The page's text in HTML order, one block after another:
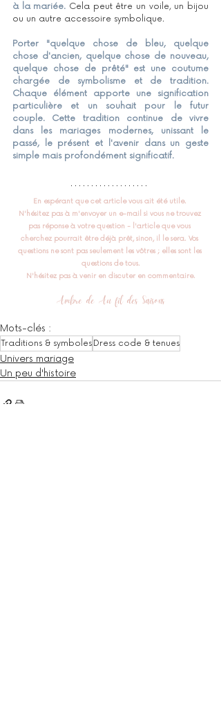
à la mariée. Cela peut être un voile, un bijou
ou un autre accessoire symbolique.
Porter "quelque chose de bleu, quelque
chose d'ancien, quelque chose de nouveau,
quelque chose de prêté" est une coutume
chargée de symbolisme et de tradition.
Chaque élément apporte une signification
particulière et un souhait pour le futur
couple. Cette tradition continue de vivre
dans les mariages modernes, unissant le
passé, le présent et l'avenir dans un geste
simple mais profondément significatif.
En espérant que cet article vous ait été utile.
N'hésitez pas à m'envoyer un e-mail si vous ne trouvez
pas réponse à votre question - l'article que vous
cherchez pourrait être déjà prêt, sinon, il le sera. Vos
questions ne sont pas seulement les vôtres ; elles sont les
questions de tous.
N'hésitez pas à venir en discuter en commentaire.
Ambre de Au fil des Saisons
Mots-clés :
Traditions & symboles Dress code & tenues
Univers mariage
Un peu d'histoire